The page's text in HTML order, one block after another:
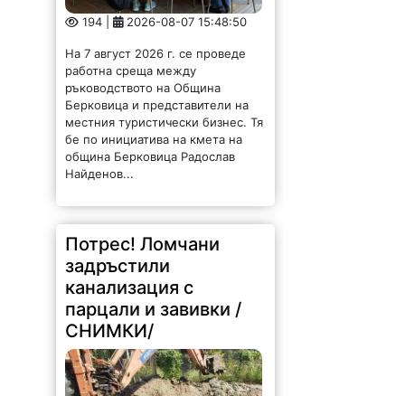
194 | 2026-08-07 15:48:50
На 7 август 2026 г. се проведе
работна среща между
ръководството на Община
Берковица и представители на
местния туристически бизнес. Тя
бе по инициатива на кмета на
община Берковица Радослав
Найденов...
Потрес! Ломчани
задръстили
канализация с
парцали и завивки /
СНИМКИ/